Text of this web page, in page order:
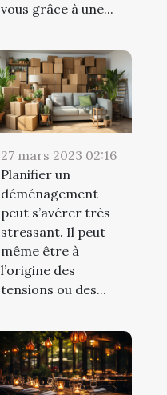
vous grâce à une...
27 mars 2023 02:16
Planifier un
déménagement
peut s’avérer très
stressant. Il peut
même être à
l’origine des
tensions ou des...